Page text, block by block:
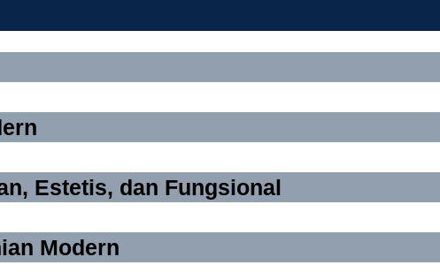
Estetis, dan Fungsional
Modern